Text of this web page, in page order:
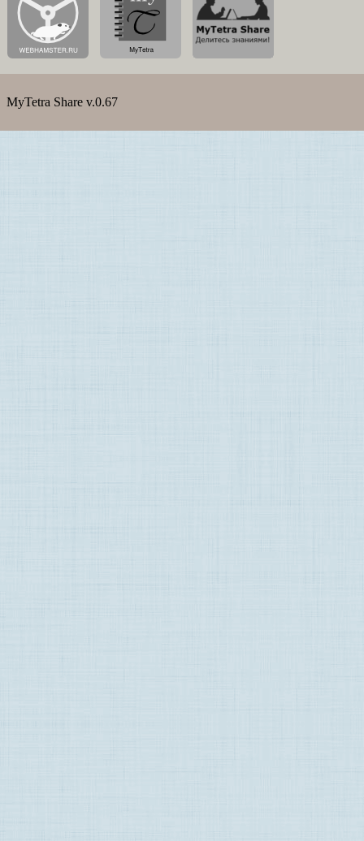
MyTetra Share v.0.67